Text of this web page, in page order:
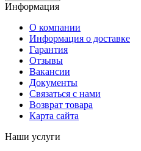
Информация
О компании
Информация о доставке
Гарантия
Отзывы
Вакансии
Документы
Связаться с нами
Возврат товара
Карта сайта
Наши услуги